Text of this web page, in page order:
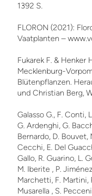
1392 S.
FLORON (2021):
Vaatplanten –
Fukarek F. & Henker
Mecklenburg-
Blütenpflanzen.
und Christian Berg,
Galasso G., F. Conti,
G. Ardenghi, G.
Bernardo, D. Bouvet,
Cecchi, E. Del
Gallo, R. Guarino, L.
M. Iberite , P.
Marchetti, F. Martini,
Musarella , S.